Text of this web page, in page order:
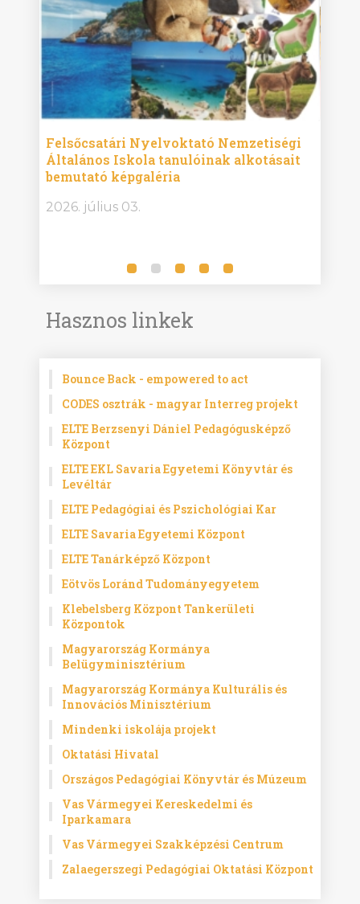
Felsőcsatári Nyelvoktató Nemzetiségi
Általános Iskola tanulóinak alkotásait
bemutató képgaléria
2026. július 03.
Hasznos linkek
Bounce Back - empowered to act
CODES osztrák - magyar Interreg projekt
ELTE Berzsenyi Dániel Pedagógusképző
Központ
ELTE EKL Savaria Egyetemi Könyvtár és
Levéltár
ELTE Pedagógiai és Pszichológiai Kar
ELTE Savaria Egyetemi Központ
ELTE Tanárképző Központ
Eötvös Loránd Tudományegyetem
Klebelsberg Központ Tankerületi
Központok
Magyarország Kormánya
Belügyminisztérium
Magyarország Kormánya Kulturális és
Innovációs Minisztérium
Mindenki iskolája projekt
Oktatási Hivatal
Országos Pedagógiai Könyvtár és Múzeum
Vas Vármegyei Kereskedelmi és
Iparkamara
Vas Vármegyei Szakképzési Centrum
Zalaegerszegi Pedagógiai Oktatási Központ